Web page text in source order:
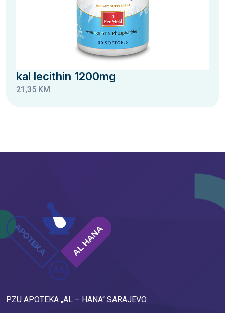
kal lecithin 1200mg
21,35 KM
PZU APOTEKA „AL – HANA“ SARAJEVO